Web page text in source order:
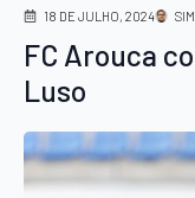
18 DE JULHO, 2024
FC Arouca
Luso